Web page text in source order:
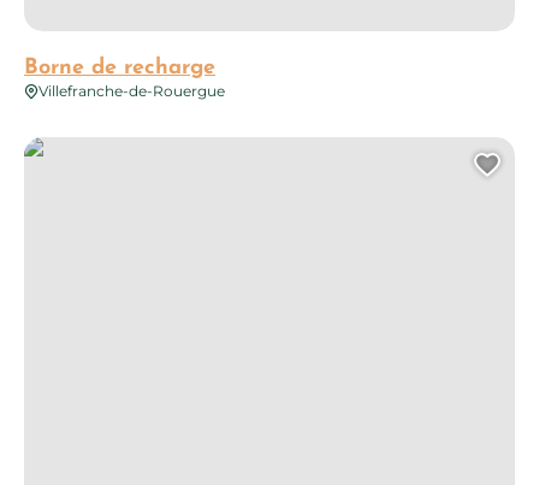
Borne de recharge
Villefranche-de-Rouergue
Borne de recharge